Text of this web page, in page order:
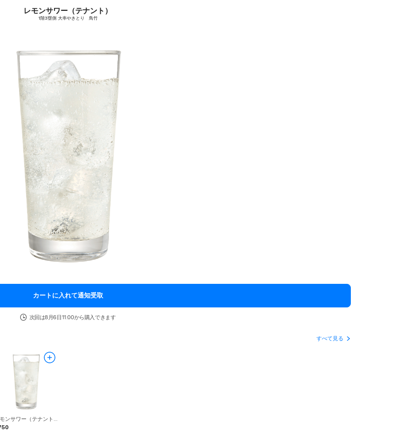
レモンサワー（テナント）
1階3塁側 大串やきとり 鳥竹
カートに入れて通知受取
次回は8月6日11:00から購入できます
すべて見る
レモンサワー（テナント）